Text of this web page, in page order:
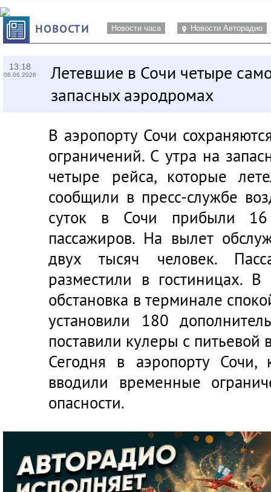
НОВОСТИ Новости часа Новости Авторадио
13:18
06.06.2026
Летевшие в Сочи четыре
запасных аэродромах
В аэропорту Сочи
ограничений. С утра на
четыре рейса, которые
сообщили в пресс-службе
суток в Сочи прибыли
пассажиров. На вылет
двух тысяч человек.
разместили в гостиницах. В
обстановка в терминале
установили 180
поставили кулеры с
Сегодня в аэропорту
вводили временные
опасности.